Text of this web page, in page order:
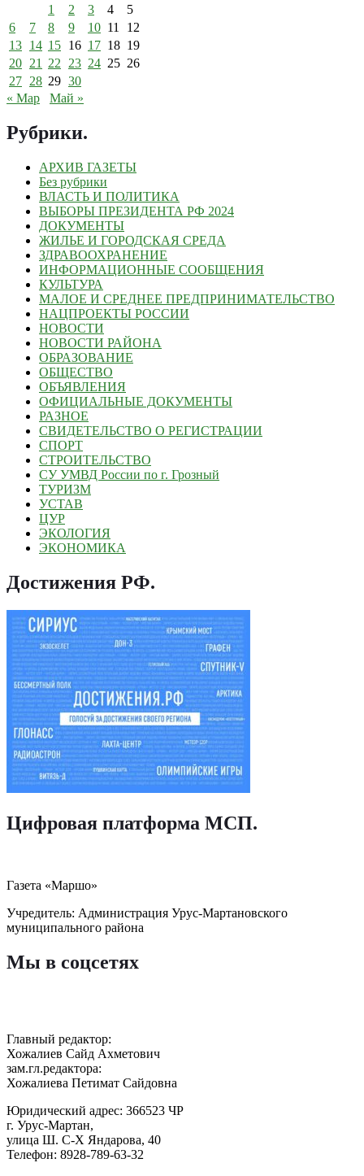
1
2 3 4
5
6
7 8 9 10 11
12
13 14 15 16 17 18 19
20 21 22 23 24 25 26
27 28 29 30
« Мар
Май »
Рубрики.
АРХИВ ГАЗЕТЫ
Без рубрики
ВЛАСТЬ И ПОЛИТИКА
ВЫБОРЫ ПРЕЗИДЕНТА РФ 2024
ДОКУМЕНТЫ
ЖИЛЬЕ И ГОРОДСКАЯ СРЕДА
ЗДРАВООХРАНЕНИЕ
ИНФОРМАЦИОННЫЕ СООБЩЕНИЯ
КУЛЬТУРА
МАЛОЕ И СРЕДНЕЕ ПРЕДПРИНИМАТЕЛЬСТВО
НАЦПРОЕКТЫ РОССИИ
НОВОСТИ
НОВОСТИ РАЙОНА
ОБРАЗОВАНИЕ
ОБЩЕСТВО
ОБЪЯВЛЕНИЯ
ОФИЦИАЛЬНЫЕ ДОКУМЕНТЫ
РАЗНОЕ
СВИДЕТЕЛЬСТВО О РЕГИСТРАЦИИ
СПОРТ
СТРОИТЕЛЬСТВО
СУ УМВД России по г. Грозный
ТУРИЗМ
УСТАВ
ЦУР
ЭКОЛОГИЯ
ЭКОНОМИКА
Достижения РФ.
Цифровая платформа МСП.
Газета «Маршо»
Учредитель: Администрация Урус-Мартановского
муниципального района
Мы в соцсетях
Главный редактор:
Хожалиев Сайд Ахметович
зам.гл.редактора:
Хожалиева Петимат Сайдовна
Юридический адрес: 366523 ЧР
г. Урус-Мартан,
улица Ш. С-Х Яндарова, 40
Телефон: 8928-789-63-32